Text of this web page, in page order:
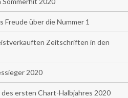
Freude über die Nummer 1
Zeitschriften in den
2020
ersten Chart-Halbjahres 2020